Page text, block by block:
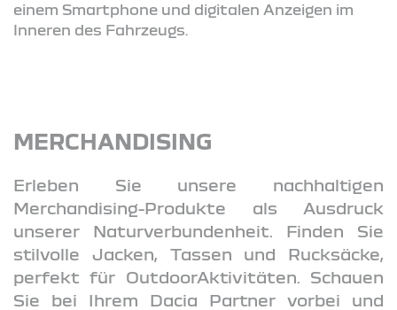
MERCHANDISING
Erleben Sie unsere nachhaltigen
Merchandising-Produkte als Ausdruck
unserer Naturverbundenheit. Finden Sie
stilvolle Jacken, Tassen und Rucksäcke,
perfekt für OutdoorAktivitäten. Schauen
Sie bei Ihrem Dacia Partner vorbei und